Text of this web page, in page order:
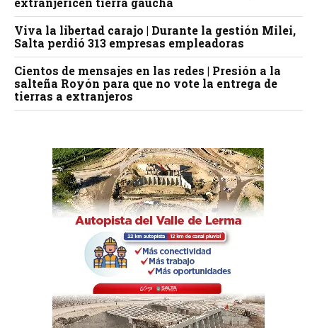
Viva la libertad carajo | Durante la gestión Milei,
Salta perdió 313 empresas empleadoras
Cientos de mensajes en las redes | Presión a la
salteña Royón para que no vote la entrega de
tierras a extranjeros